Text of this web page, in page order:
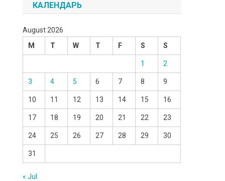
КАЛЕНДАРЬ
August 2026
M
T W T F S S
1 2
3 4 5 6 7 8 9
10 11 12 13 14 15 16
17 18 19 20 21 22 23
24 25 26 27 28 29 30
31
« Jul